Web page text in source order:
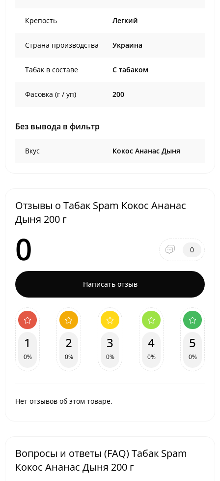
Крепость Легкий
Страна производства Украина
Табак в составе C табаком
Фасовка (г / уп) 200
Без вывода в фильтр
Вкус Кокос Ананас Дыня
Отзывы о Табак Spam Кокос Ананас
Дыня 200 г
0 0
Написать отзыв
1
0%
2
0%
3
0%
4
0%
5
0%
Нет отзывов об этом товаре.
Вопросы и ответы (FAQ) Табак Spam
Кокос Ананас Дыня 200 г